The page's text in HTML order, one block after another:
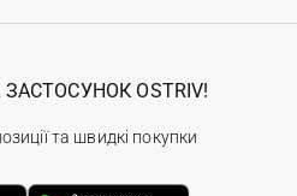
OSTRIV!
та швидкі покупки